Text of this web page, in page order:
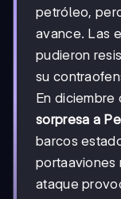
petróleo,
avance. Las
pudieron
su
En diciembre
sorpresa a
barcos
portaaviones
ataque